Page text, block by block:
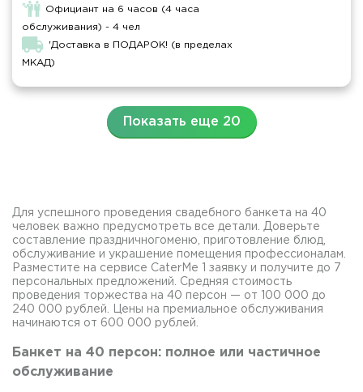
Официант на 6 часов (4 часа
обслуживания) - 4 чел
'Доставка в ПОДАРОК! (в пределах
МКАД)
Показать еще 20
Для успешного проведения свадебного банкета на 40
человек важно предусмотреть все детали. Доверьте
составление праздничногоменю, приготовление блюд,
обслуживание и украшение помещения профессионалам.
Разместите на сервисе CaterMe 1 заявку и получите до 7
персональных предложений. Средняя стоимость
проведения торжества на 40 персон — от 100 000 до
240 000 рублей. Цены на премиальное обслуживания
начинаются от 600 000 рублей.
Банкет на 40 персон: полное или частичное
обслуживание